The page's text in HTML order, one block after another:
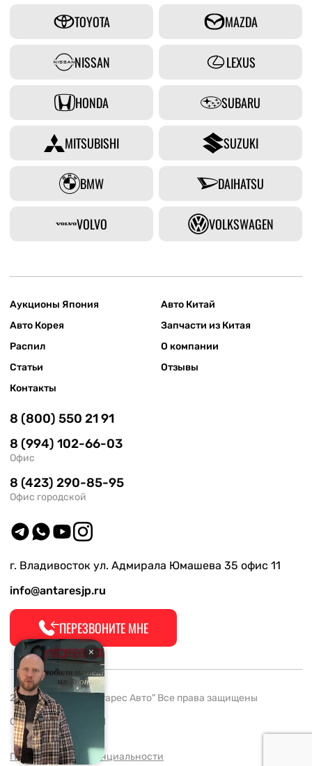
TOYOTA MAZDA
NISSAN LEXUS
HONDA SUBARU
MITSUBISHI SUZUKI
BMW DAIHATSU
VOLVO VOLKSWAGEN
Аукционы Япония
Авто Китай
Авто Корея
Запчасти из Китая
Распил
О компании
Статьи
Отзывы
Контакты
8 (800) 550 21 91
8 (994) 102-66-03
Офис
8 (423) 290-85-95
Офис городской
г. Владивосток ул. Адмирала Юмашева 35 офис 11
info@antaresjp.ru
ПЕРЕЗВОНИТЕ МНЕ
2008-2026 ООО "Антарес Авто" Все права защищены
ОГРН 1132537005061
Политика конфиденциальности